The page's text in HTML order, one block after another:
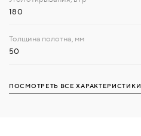
180
50
ПОСМОТРЕТЬ ВСЕ ХАРАКТЕРИСТИКИ